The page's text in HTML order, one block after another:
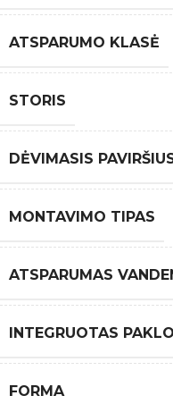
ATSPARUMO KLASĖ
STORIS
DĖVIMASIS
MONTAVIMO TIPAS
ATSPARUMAS
INTEGRUOTAS
FORMA